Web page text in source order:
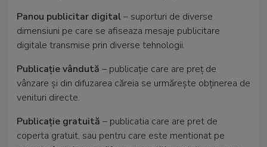
Panou publicitar digital– suporturi de diverse
dimensiuni pe care se afiseaza mesaje publicitare
digitale transmise prin diverse tehnologii.
Publicaţie vândută – publicaţie care are preţ de
vânzare şi din difuzarea căreia se urmăreşte obţinerea de
venituri directe.
Publicaţie gratuită – publicatia care are pret de
coperta gratuit, sau pentru care este mentionat pe